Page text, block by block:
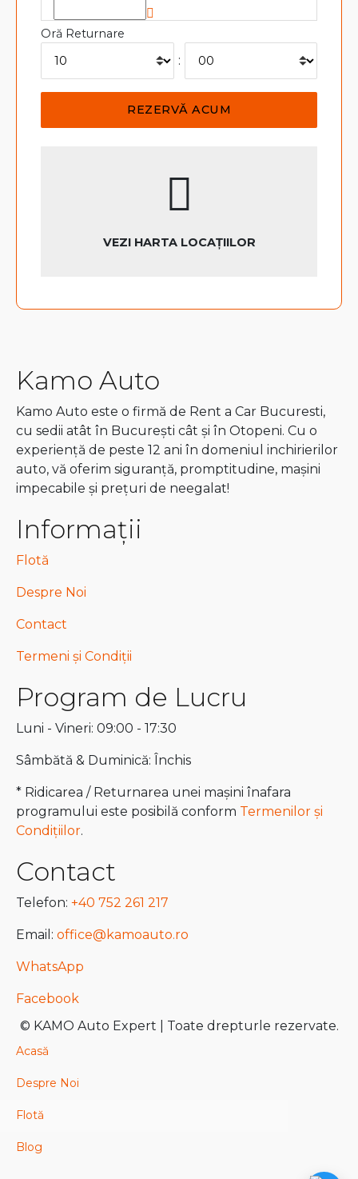
Oră Returnare
:
VEZI HARTA LOCAȚIILOR
Kamo Auto
Kamo Auto este o firmă de Rent a Car Bucuresti,
cu sedii atât în București cât și în Otopeni. Cu o
experiență de peste 12 ani în domeniul inchirierilor
auto, vă oferim siguranță, promptitudine, mașini
impecabile și prețuri de neegalat!
Informații
Flotă
Despre Noi
Contact
Termeni și Condiții
Program de Lucru
Luni - Vineri: 09:00 - 17:30
Sâmbătă & Duminică: Închis
* Ridicarea / Returnarea unei mașini înafara
programului este posibilă conform Termenilor și
Condițiilor.
Contact
Telefon: +40 752 261 217
Email: office@kamoauto.ro
WhatsApp
Facebook
© KAMO Auto Expert | Toate drepturle rezervate.
Acasă
Despre Noi
Flotă
Blog